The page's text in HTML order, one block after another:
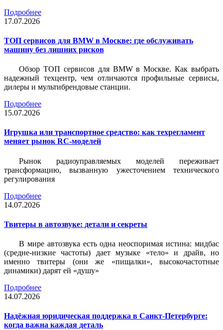
Подробнее
17.07.2026
ТОП сервисов для BMW в Москве: где обслуживать
машину без лишних рисков
Обзор ТОП сервисов для BMW в Москве. Как выбрать
надежный техцентр, чем отличаются профильные сервисы,
дилеры и мультибрендовые станции.
Подробнее
15.07.2026
Игрушка или транспортное средство: как техрегламент
меняет рынок RC-моделей
Рынок радиоуправляемых моделей переживает
трансформацию, вызванную ужесточением технического
регулирования
Подробнее
14.07.2026
Твитеры в автозвуке: детали и секреты
В мире автозвука есть одна неоспоримая истина: мидбас
(средне-низкие частоты) дает музыке «тело» и драйв, но
именно твитеры (они же «пищалки», высокочастотные
динамики) дарят ей «душу»
Подробнее
14.07.2026
Надёжная юридическая поддержка в Санкт-Петербурге:
когда важна каждая деталь